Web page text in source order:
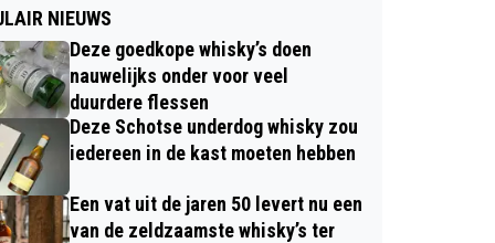
NIEUWS
Deze goedkope whisky’s doen
nauwelijks onder voor veel
duurdere flessen
Deze Schotse underdog whisky zou
iedereen in de kast moeten hebben
Een vat uit de jaren 50 levert nu een
van de zeldzaamste whisky’s ter